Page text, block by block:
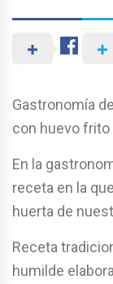
Gastronomía
con huevo frito
En la
receta en la
huerta de
Receta
humilde